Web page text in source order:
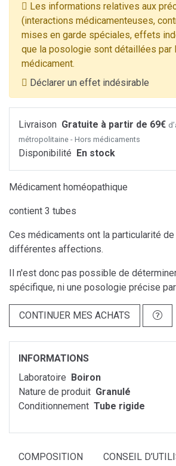
Les informations relatives aux
(interactions médicamenteuses,
mises en garde spéciales, effets
que la posologie sont détaillées par
médicament.
Déclarer un effet indésirable
Livraison Gratuite à partir de 69€
métropolitaine - Hors médicaments
Disponibilité En stock
Médicament homéopathique
contient 3 tubes
Ces médicaments ont la particularité
différentes affections.
Il n'est donc pas possible de
spécifique, ni une posologie précise
CONTINUER MES ACHATS
INFORMATIONS
Laboratoire Boiron
Nature de produit Granulé
Conditionnement Tube rigide
COMPOSITION CONSEIL